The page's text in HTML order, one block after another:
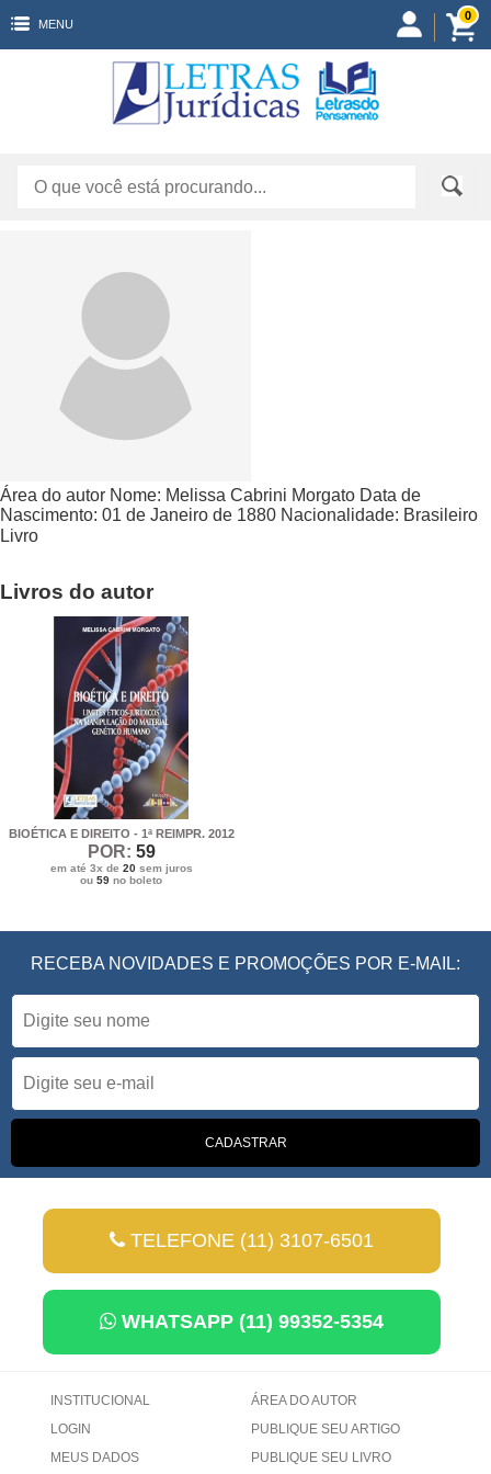
MENU
0
Área do autor Nome: Melissa Cabrini Morgato Data de
Nascimento: 01 de Janeiro de 1880 Nacionalidade: Brasileiro
Livro
Livros do autor
BIOÉTICA E DIREITO - 1ª REIMPR. 2012
POR: 59
em até 3x de 20sem juros
ou59 no boleto
RECEBA NOVIDADES E PROMOÇÕES POR E-MAIL:
TELEFONE (11) 3107-6501
WHATSAPP (11) 99352-5354
INSTITUCIONAL
LOGIN
MEUS DADOS
ÁREA DO AUTOR
PUBLIQUE SEU ARTIGO
PUBLIQUE SEU LIVRO